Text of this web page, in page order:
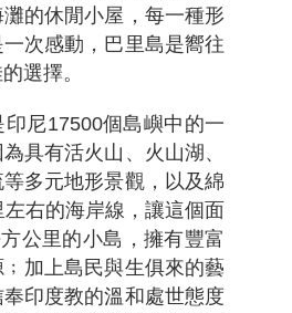
的休閒小屋，每一種形
次感動，巴里島是嚮往
選擇。
印尼17500個島嶼中的一
具有活火山、火山湖、
多元地形景觀，以及綿
右的海岸線，讓這個面
公里的小島，擁有豐富
加上島民與生俱來的藝
印度教的溫和處世態度